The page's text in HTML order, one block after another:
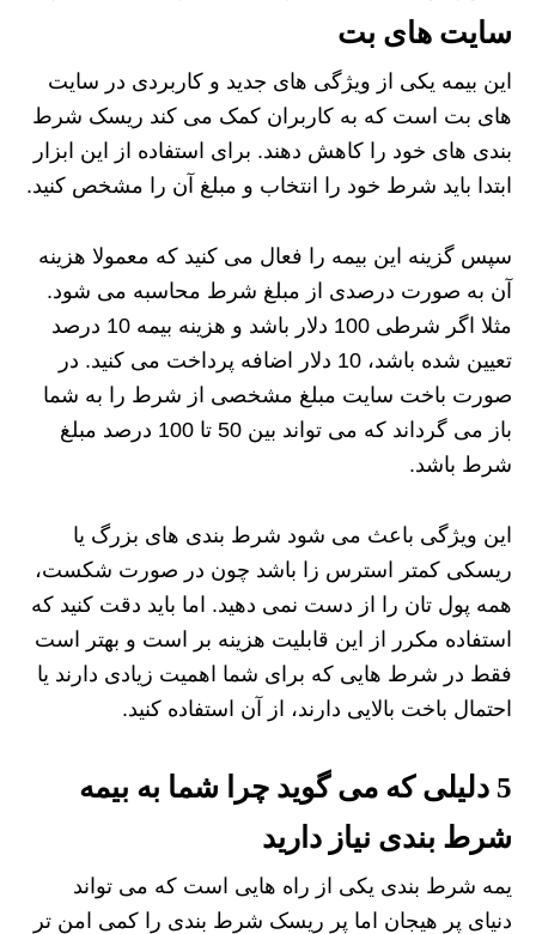
سایت های بت
این بیمه یکی از ویژگی‌ های جدید و کاربردی در سایت‌
های بت است که به کاربران کمک می‌ کند ریسک شرط‌
بندی‌ های خود را کاهش دهند. برای استفاده از این ابزار
ابتدا باید شرط خود را انتخاب و مبلغ آن را مشخص کنید.
سپس گزینه این بیمه را فعال می‌ کنید که معمولا هزینه
آن به‌ صورت درصدی از مبلغ شرط محاسبه می‌ شود.
مثلا اگر شرطی 100 دلار باشد و هزینه بیمه 10 درصد
تعیین شده باشد، 10 دلار اضافه پرداخت می‌ کنید. در
صورت باخت سایت مبلغ مشخصی از شرط را به شما
باز می‌ گرداند که می‌ تواند بین 50 تا 100 درصد مبلغ
شرط باشد.
این ویژگی باعث می‌ شود شرط‌ بندی‌ های بزرگ یا
ریسکی کمتر استرس‌ زا باشد چون در صورت شکست،
همه پول تان را از دست نمی‌ دهید. اما باید دقت کنید که
استفاده مکرر از این قابلیت هزینه‌ بر است و بهتر است
فقط در شرط‌ هایی که برای شما اهمیت زیادی دارند یا
احتمال باخت بالایی دارند، از آن استفاده کنید.
5 دلیلی که می گوید چرا شما به بیمه
شرط بندی نیاز دارید
یمه شرط بندی یکی از راه هایی است که می تواند
دنیای پر هیجان اما پر ریسک شرط بندی را کمی امن تر